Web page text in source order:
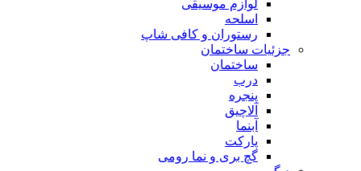
لوازم موسیقی
اسلحه
رستوران و کافی شاپ
جزئیات ساختمان
ساختمان
درب
پنجره
آلاچیق
آبنما
پارکت
گچ بری و نما رومی